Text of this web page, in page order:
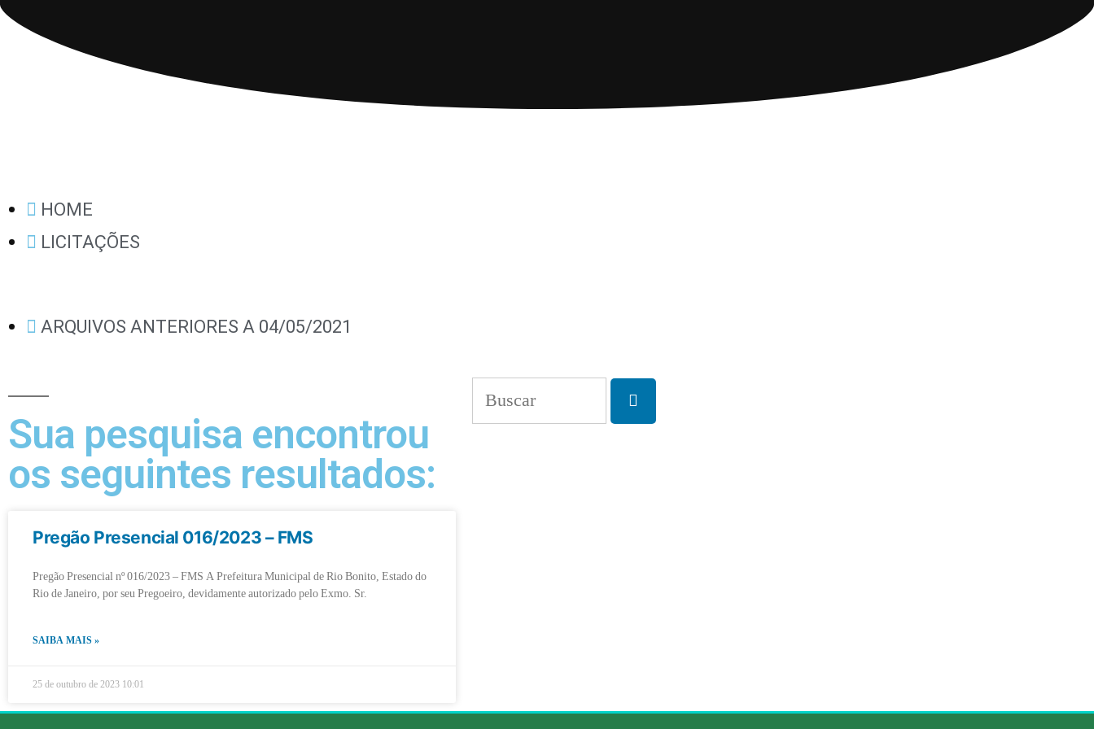
HOME
LICITAÇÕES
ARQUIVOS ANTERIORES A 04/05/2021
Sua pesquisa encontrou
os seguintes resultados:
Pregão Presencial 016/2023 – FMS
Pregão Presencial nº 016/2023 – FMS A Prefeitura Municipal de Rio Bonito, Estado do
Rio de Janeiro, por seu Pregoeiro, devidamente autorizado pelo Exmo. Sr.
SAIBA MAIS »
25 de outubro de 2023 10:01